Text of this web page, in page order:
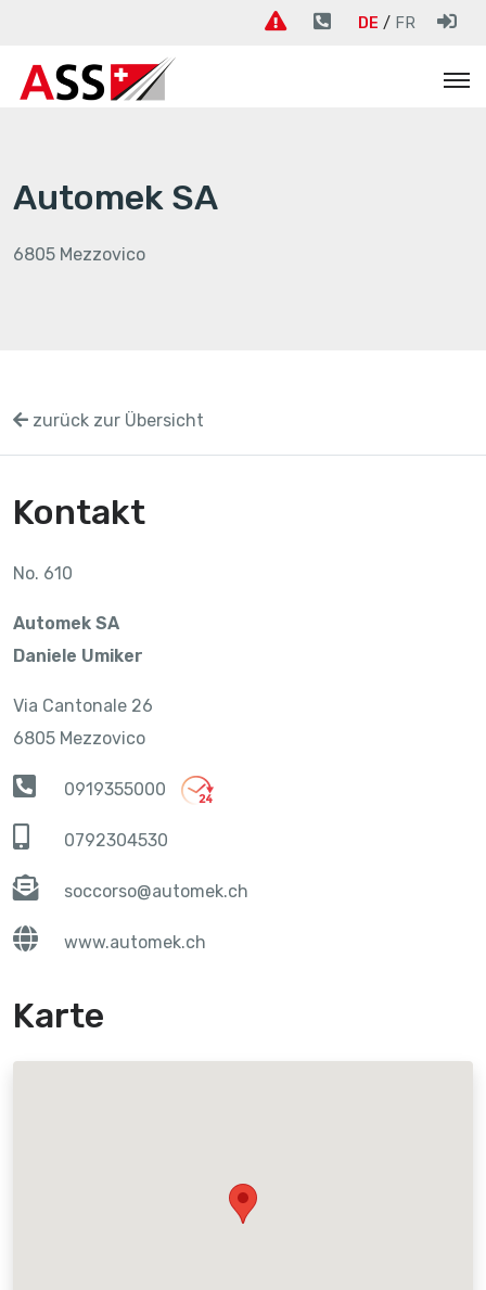
DE FR
Automek SA
6805 Mezzovico
zurück zur Übersicht
Kontakt
No. 610
Automek SA
Daniele Umiker
Via Cantonale 26
6805 Mezzovico
0919355000
0792304530
soccorso@automek.ch
www.automek.ch
Karte